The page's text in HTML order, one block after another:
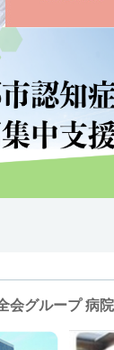
会グループ 病